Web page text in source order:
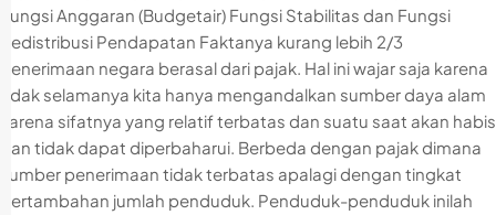
Fungsi Anggaran (Budgetair) Fungsi Stabilitas dan Fungsi
Redistribusi Pendapatan Faktanya kurang lebih 2/3
penerimaan negara berasal dari pajak. Hal ini wajar saja karena
tidak selamanya kita hanya mengandalkan sumber daya alam
karena sifatnya yang relatif terbatas dan suatu saat akan habis
dan tidak dapat diperbaharui. Berbeda dengan pajak dimana
sumber penerimaan tidak terbatas apalagi dengan tingkat
pertambahan jumlah penduduk. Penduduk-penduduk inilah